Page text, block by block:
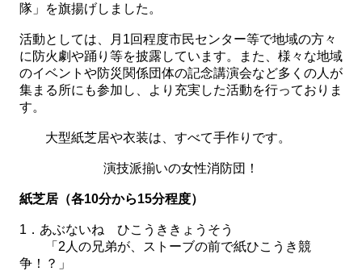
隊」を旗揚げしました。
活動としては、月1回程度市民センター等で地域の方々
に防火劇や踊り等を披露しています。また、様々な地域
のイベントや防災関係団体の記念講演会など多くの人が
集まる所にも参加し、より充実した活動を行っておりま
す。
大型紙芝居や衣装は、すべて手作りです。
演技派揃いの女性消防団！
紙芝居（各10分から15分程度）
1．あぶないね ひこうききょうそう
「2人の兄弟が、ストーブの前で紙ひこうき競
争！？」